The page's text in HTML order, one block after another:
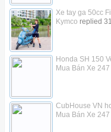
Xe tay ga 50cc
Kymco replied
Honda SH 150
Mua Bán Xe 247
CubHouse VN
Mua Bán Xe 247